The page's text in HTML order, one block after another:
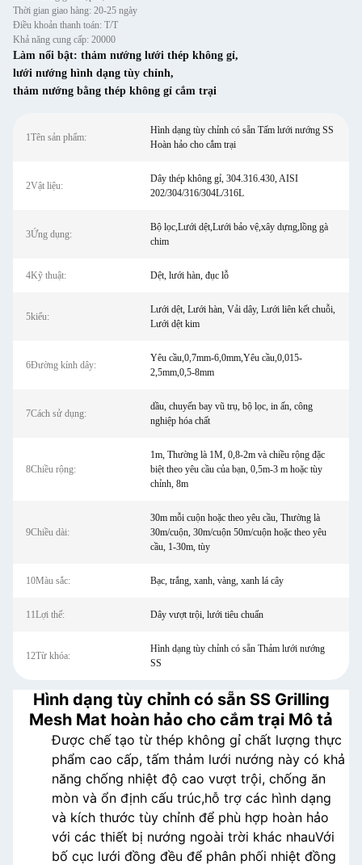
Thời gian giao hàng: 20-25 ngày
Điều khoản thanh toán: T/T
Khả năng cung cấp: 20000
Làm nổi bật: thảm nướng lưới thép không gỉ,
lưới nướng hình dạng tùy chỉnh,
thảm nướng bằng thép không gỉ cắm trại
1Tên sản phẩm:
Hình dạng tùy chỉnh có sẵn Tấm lưới nướng SS
Hoàn hảo cho cắm trại
2Vật liệu:
Dây thép không gỉ, 304.316.430, AISI
202/304/316/304L/316L
3Ứng dụng:
Bộ lọc,Lưới dệt,Lưới bảo vệ,xây ​​dựng,lồng gà
chim
4Kỹ thuật: Dệt, lưới hàn, đục lỗ
5kiểu:
Lưới dệt, Lưới hàn, Vải dây, Lưới liên kết chuỗi,
Lưới dệt kim
6Đường kính dây:
Yêu cầu,0,7mm-6,0mm,Yêu cầu,0,015-
2,5mm,0,5-8mm
7Cách sử dụng:
dầu, chuyến bay vũ trụ, bộ lọc, in ấn, công
nghiệp hóa chất
8Chiều rộng:
1m, Thường là 1M, 0,8-2m và chiều rộng đặc
biệt theo yêu cầu của bạn, 0,5m-3 m hoặc tùy
chỉnh, 8m
9Chiều dài:
30m mỗi cuộn hoặc theo yêu cầu, Thường là
30m/cuộn, 30m/cuộn 50m/cuộn hoặc theo yêu
cầu, 1-30m, tùy
10Màu sắc: Bạc, trắng, xanh, vàng, xanh lá cây
11Lợi thế: Dây vượt trội, lưới tiêu chuẩn
12Từ khóa:
Hình dạng tùy chỉnh có sẵn Thảm lưới nướng
SS
Hình dạng tùy chỉnh có sẵn SS Grilling
Mesh Mat hoàn hảo cho cắm trại Mô tả
Được chế tạo từ thép không gỉ chất lượng thực
phẩm cao cấp, tấm thảm lưới nướng này có khả
năng chống nhiệt độ cao vượt trội, chống ăn
mòn và ổn định cấu trúc,hỗ trợ các hình dạng
và kích thước tùy chỉnh để phù hợp hoàn hảo
với các thiết bị nướng ngoài trời khác nhauVới
bố cục lưới đồng đều để phân phối nhiệt đồng